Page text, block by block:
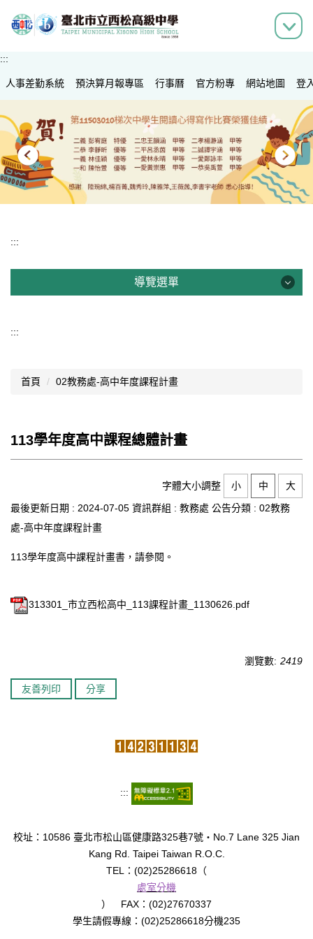
到
容
區
:::
人事差勤系統 預決算月報專區 行事曆 官方粉專 網站地圖 登
:::
導覽選單
認識西松
文件資料
網站管理
行事曆
西松學習歷程檔案
教育品質保證
:::
首頁 02教務處-高中年度課程計畫
113學年度高中課程總體計畫
字體大小調整 小 中
大
最後更新日期 : 2024-07-05 資訊群組 : 教務處 公告分類 : 02教務
處-高中年度課程計畫
113學年度高中課程計畫書，請參閱。
313301_市立西松高中_113課程計畫_1130626.pdf
瀏覽數: 2419
友善列印 分享
:::
校址：10586 臺北市松山區健康路325巷7號‧No.7 Lane 325 Jian
Kang Rd. Taipei Taiwan R.O.C.
TEL：(02)25286618（
處室分機
） FAX：(02)27670337
學生請假專線：(02)25286618分機235